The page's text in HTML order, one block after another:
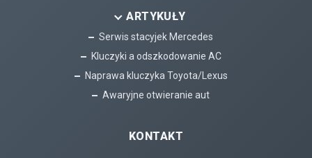
ARTYKUŁY
Serwis stacyjek Mercedes
Kluczyki a odszkodowanie AC
Naprawa kluczyka Toyota/Lexus
Awaryjne otwieranie aut
KONTAKT